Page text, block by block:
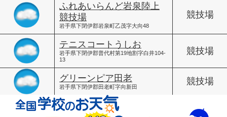
ふれあいらんど岩泉陸上
競技場
岩手県下閉伊郡岩泉町乙茂字大向48
競技場
テニスコートうしお
岩手県下閉伊郡普代村第19地割字白井104-
13
競技場
グリーンピア田老
岩手県下閉伊郡田老町字向新田
競技場